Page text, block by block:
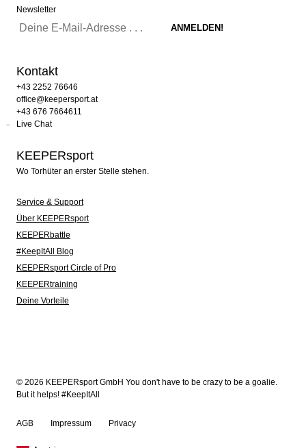
Newsletter
Kontakt
+43 2252 76646
office@keepersport.at
+43 676 7664611
Live Chat
KEEPERsport
Wo Torhüter an erster Stelle stehen.
Service & Support
Über KEEPERsport
KEEPERbattle
#KeepItAll Blog
KEEPERsport Circle of Pro
KEEPERtraining
Deine Vorteile
© 2026 KEEPERsport GmbH You don't have to be crazy to be a goalie.
But it helps! #KeepItAll
AGB Impressum Privacy